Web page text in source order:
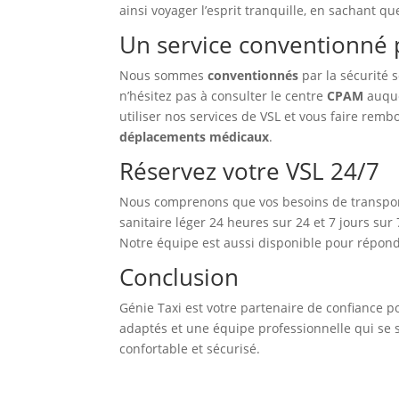
ainsi voyager l’esprit tranquille, en sachant
Un service conventionné
Nous sommesconventionnés par la sécurité
n’hésitez pas à consulter le centreCPAM
utiliser nos services de VSL et vous faire
déplacements médicaux.
Réservez votre VSL 24/7
Nous comprenons que vos besoins de
sanitaire léger 24 heures sur 24 et 7 jours
Notre équipe est aussi disponible pour
Conclusion
Génie Taxi est votre partenaire de confiance
adaptés et une équipe professionnelle qui se
confortable et sécurisé.